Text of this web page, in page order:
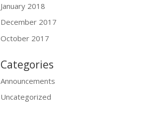
January 2018
December 2017
October 2017
Categories
Announcements
Uncategorized